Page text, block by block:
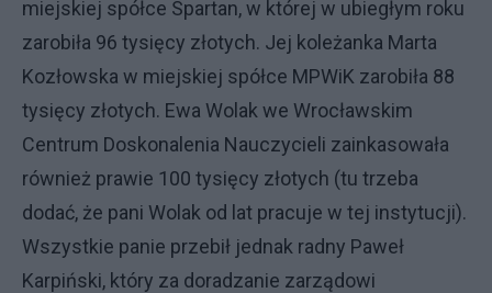
miejskiej spółce Spartan, w której w ubiegłym roku
zarobiła 96 tysięcy złotych. Jej koleżanka Marta
Kozłowska w miejskiej spółce MPWiK zarobiła 88
tysięcy złotych. Ewa Wolak we Wrocławskim
Centrum Doskonalenia Nauczycieli zainkasowała
również prawie 100 tysięcy złotych (tu trzeba
dodać, że pani Wolak od lat pracuje w tej instytucji).
Wszystkie panie przebił jednak radny Paweł
Karpiński, który za doradzanie zarządowi